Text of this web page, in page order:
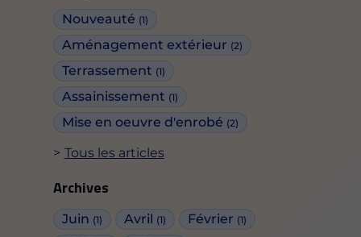
Nouveauté (1)
Aménagement extérieur (2)
Terrassement (1)
Assainissement (1)
Mise en oeuvre d'enrobé (2)
Tous les articles
Archives
Juin (1) Avril (1) Février (1)